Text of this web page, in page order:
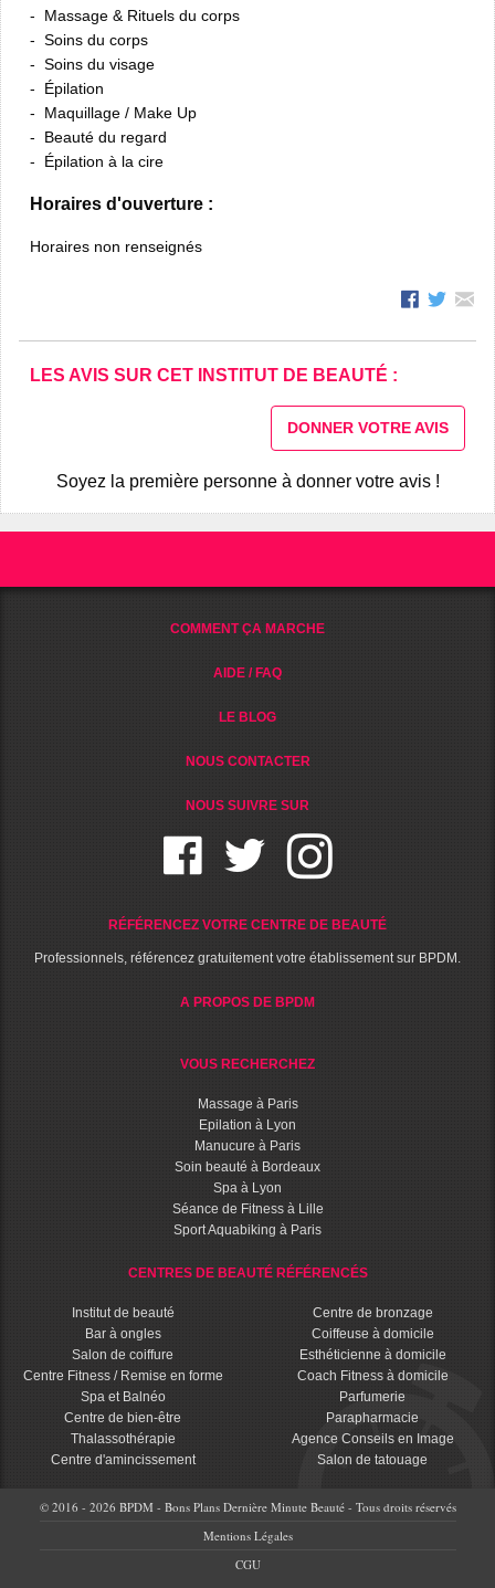
Massage & Rituels du corps
Soins du corps
Soins du visage
Épilation
Maquillage / Make Up
Beauté du regard
Épilation à la cire
Horaires d'ouverture :
Horaires non renseignés
LES AVIS SUR CET INSTITUT DE BEAUTÉ :
DONNER VOTRE AVIS
Soyez la première personne à donner votre avis !
COMMENT ÇA MARCHE
AIDE / FAQ
LE BLOG
NOUS CONTACTER
NOUS SUIVRE SUR
RÉFÉRENCEZ VOTRE CENTRE DE BEAUTÉ
Professionnels, référencez gratuitement votre établissement sur BPDM.
A PROPOS DE BPDM
VOUS RECHERCHEZ
Massage à Paris
Epilation à Lyon
Manucure à Paris
Soin beauté à Bordeaux
Spa à Lyon
Séance de Fitness à Lille
Sport Aquabiking à Paris
CENTRES DE BEAUTÉ RÉFÉRENCÉS
Institut de beauté
Bar à ongles
Salon de coiffure
Centre Fitness / Remise en forme
Spa et Balnéo
Centre de bien-être
Thalassothérapie
Centre d'amincissement
Centre de bronzage
Coiffeuse à domicile
Esthéticienne à domicile
Coach Fitness à domicile
Parfumerie
Parapharmacie
Agence Conseils en Image
Salon de tatouage
© 2016 - 2026 BPDM - Bons Plans Dernière Minute Beauté - Tous droits réservés
Mentions Légales
CGU